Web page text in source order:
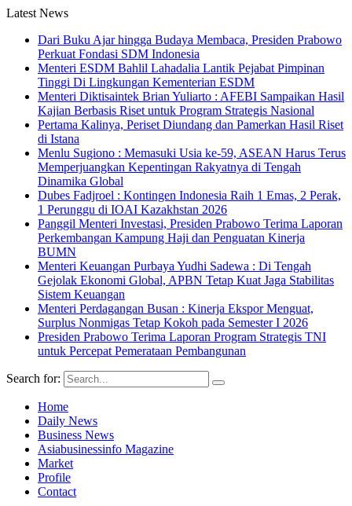
Latest News
Dari Buku Ajar hingga Budaya Membaca, Presiden Prabowo
Perkuat Fondasi SDM Indonesia
Menteri ESDM Bahlil Lahadalia Lantik Pejabat Pimpinan
Tinggi Di Lingkungan Kementerian ESDM
Menteri Diktisaintek Brian Yuliarto : AFEBI Sampaikan Hasil
Kajian Berbasis Riset untuk Program Strategis Nasional
Pertama Kalinya, Periset Diundang dan Pamerkan Hasil Riset
di Istana
Menlu Sugiono : Memasuki Usia ke-59, ASEAN Harus Terus
Memperjuangkan Kepentingan Rakyatnya di Tengah
Dinamika Global
Dubes Fadjroel : Kontingen Indonesia Raih 1 Emas, 2 Perak,
1 Perunggu di IOAI Kazakhstan 2026
Panggil Menteri Investasi, Presiden Prabowo Terima Laporan
Perkembangan Kampung Haji dan Penguatan Kinerja
BUMN
Menteri Keuangan Purbaya Yudhi Sadewa : Di Tengah
Gejolak Ekonomi Global, APBN Tetap Kuat Jaga Stabilitas
Sistem Keuangan
Menteri Perdagangan Busan : Kinerja Ekspor Menguat,
Surplus Nonmigas Tetap Kokoh pada Semester I 2026
Presiden Prabowo Terima Laporan Program Strategis TNI
untuk Percepat Pemerataan Pembangunan
Search for:
Home
Daily News
Business News
Asiabusinessinfo Magazine
Market
Profile
Contact